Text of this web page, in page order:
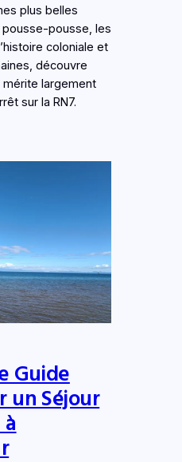
plus belles
pousse-pousse, les
coloniale et
découvre
largement
sur la RN7.
Guide
un Séjour